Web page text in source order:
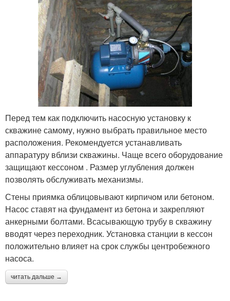
Перед тем как подключить насосную установку к
скважине самому, нужно выбрать правильное место
расположения. Рекомендуется устанавливать
аппаратуру вблизи скважины. Чаще всего оборудование
защищают кессоном . Размер углубления должен
позволять обслуживать механизмы.
Стены приямка облицовывают кирпичом или бетоном.
Насос ставят на фундамент из бетона и закрепляют
анкерными болтами. Всасывающую трубу в скважину
вводят через переходник. Установка станции в кессон
положительно влияет на срок службы центробежного
насоса.
читать дальше →